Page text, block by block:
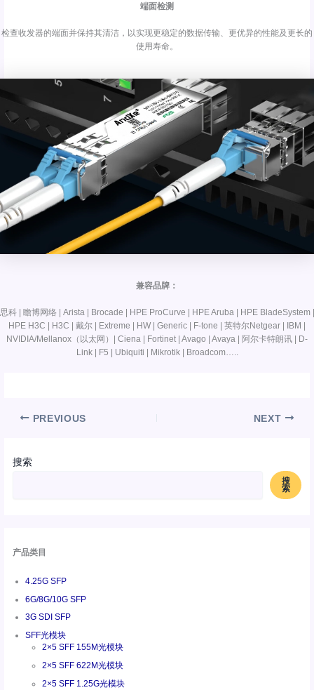
搜索
搜
索
产品类目
4.25G SFP
6G/8G/10G SFP
3G SDI SFP
SFF光模块
2×5 SFF 155M光模块
2×5 SFF 622M光模块
2×5 SFF 1.25G光模块
端面检测
检查收发器的端面并保持其清洁，以实现更稳定的数据传输、更优异的性能及更长的
使用寿命。
兼容品牌：
思科 | 瞻博网络 | Arista | Brocade | HPE ProCurve | HPE Aruba | HPE BladeSystem |
HPE H3C | H3C | 戴尔 | Extreme | HW | Generic | F-tone | 英特尔Netgear | IBM |
NVIDIA/Mellanox（以太网）| Ciena | Fortinet | Avago | Avaya | 阿尔卡特朗讯 | D-
Link | F5 | Ubiquiti | Mikrotik | Broadcom…..
PREVIOUS NEXT